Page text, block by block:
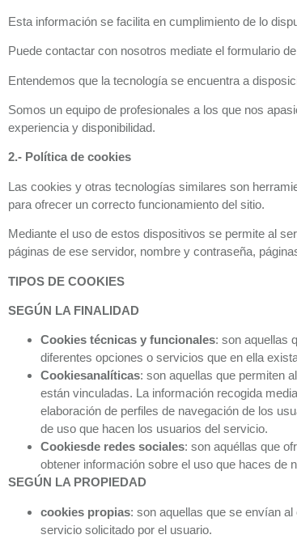
Esta información se facilita en cumplimiento de lo
Puede contactar con nosotros mediate el formulario
Entendemos que la tecnología se encuentra a
Somos un equipo de profesionales a los que nos
experiencia y disponibilidad.
2.- Política de cookies
Las cookies y otras tecnologías similares son
para ofrecer un correcto funcionamiento del sitio.
Mediante el uso de estos dispositivos se permite al
páginas de ese servidor, nombre y contraseña,
TIPOS DE COOKIES
SEGÚN LA FINALIDAD
Cookies técnicas y funcionales: son aquellas
diferentes opciones o servicios que en ella
Cookiesanalíticas: son aquellas que permiten
están vinculadas. La información recogida
elaboración de perfiles de navegación de los
de uso que hacen los usuarios del servicio.
Cookiesde redes sociales: son aquéllas que
obtener información sobre el uso que haces de
SEGÚN LA PROPIEDAD
cookies propias: son aquellas que se envían
servicio solicitado por el usuario.